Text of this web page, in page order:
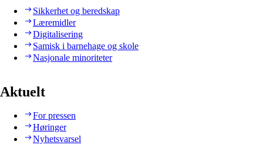
Sikkerhet og beredskap
Læremidler
Digitalisering
Samisk i barnehage og skole
Nasjonale minoriteter
Aktuelt
For pressen
Høringer
Nyhetsvarsel